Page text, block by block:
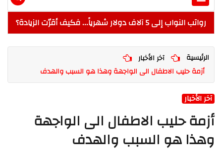
رواتب النواب إلى 5 آلاف دولار شهرياً... فكيف أقرّت الزيادة؟
الرئيسية
آخر الأخبار
أزمة حليب الاطفال الى الواجهة وهذا هو السبب والهدف
آخر الأخبار
أزمة حليب الاطفال الى الواجهة
وهذا هو السبب والهدف